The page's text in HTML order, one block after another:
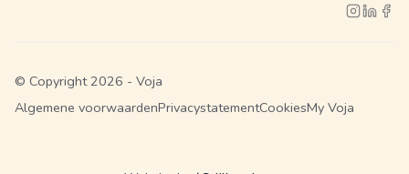
© Copyright 2026 - Voja
Algemene voorwaardenPrivacystatementCookiesMy Voja